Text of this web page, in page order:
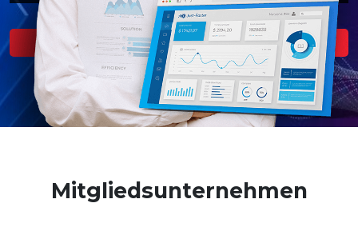
MEHR ERFAHREN
Mitgliedsunternehmen